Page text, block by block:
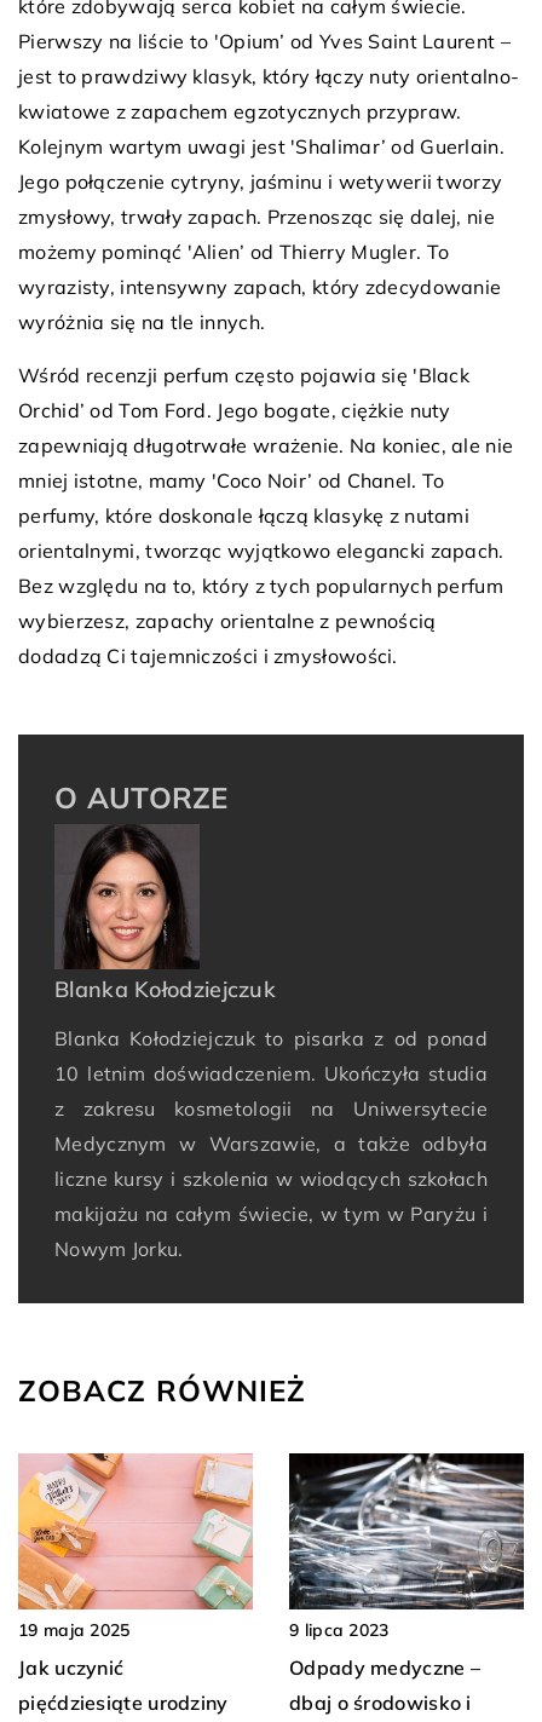
które zdobywają serca kobiet na całym świecie.
Pierwszy na liście to 'Opium’ od Yves Saint Laurent –
jest to prawdziwy klasyk, który łączy nuty orientalno-
kwiatowe z zapachem egzotycznych przypraw.
Kolejnym wartym uwagi jest 'Shalimar’ od Guerlain.
Jego połączenie cytryny, jaśminu i wetywerii tworzy
zmysłowy, trwały zapach. Przenosząc się dalej, nie
możemy pominąć 'Alien’ od Thierry Mugler. To
wyrazisty, intensywny zapach, który zdecydowanie
wyróżnia się na tle innych.
Wśród recenzji perfum często pojawia się 'Black
Orchid’ od Tom Ford. Jego bogate, ciężkie nuty
zapewniają długotrwałe wrażenie. Na koniec, ale nie
mniej istotne, mamy 'Coco Noir’ od Chanel. To
perfumy, które doskonale łączą klasykę z nutami
orientalnymi, tworząc wyjątkowo elegancki zapach.
Bez względu na to, który z tych popularnych perfum
wybierzesz, zapachy orientalne z pewnością
dodadzą Ci tajemniczości i zmysłowości.
O AUTORZE
Blanka Kołodziejczuk
Blanka Kołodziejczuk to pisarka z od ponad
10 letnim doświadczeniem. Ukończyła studia
z zakresu kosmetologii na Uniwersytecie
Medycznym w Warszawie, a także odbyła
liczne kursy i szkolenia w wiodących szkołach
makijażu na całym świecie, w tym w Paryżu i
Nowym Jorku.
ZOBACZ RÓWNIEŻ
19 maja 2025
Jak uczynić
pięćdziesiąte urodziny
9 lipca 2023
Odpady medyczne –
dbaj o środowisko i